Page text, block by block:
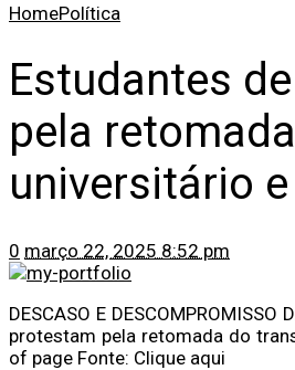
HomePolítica
Estudantes
pela
universitário
0 março 22, 2025 8:52 pm
DESCASO E
protestam pela retomada do
of page Fonte: Clique aqui